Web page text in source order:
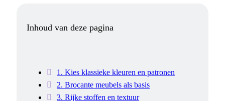
Inhoud van deze pagina
1. Kies klassieke kleuren en patronen
2. Brocante meubels als basis
3. Rijke stoffen en textuur